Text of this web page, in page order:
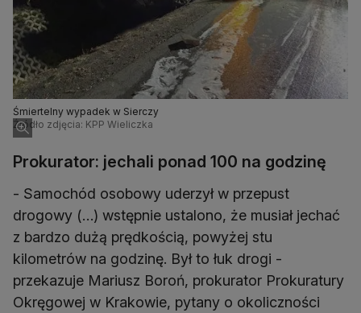
Śmiertelny wypadek w Sierczy
Źródło zdjęcia: KPP Wieliczka
Prokurator: jechali ponad 100 na godzinę
- Samochód osobowy uderzył w przepust
drogowy (…) wstępnie ustalono, że musiał jechać
z bardzo dużą prędkością, powyżej stu
kilometrów na godzinę. Był to łuk drogi -
przekazuje Mariusz Boroń, prokurator Prokuratury
Okręgowej w Krakowie, pytany o okoliczności